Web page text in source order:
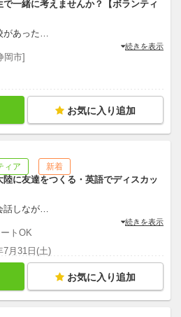
一緒に考えませんか？【ボランティ
があった…
続きを表示
岡市]
お気に入り追加
ィア 新着
陸に友達をつくる・英語でディスカッ
話しなが
続きを表示
トOK
7月31日(土)
お気に入り追加